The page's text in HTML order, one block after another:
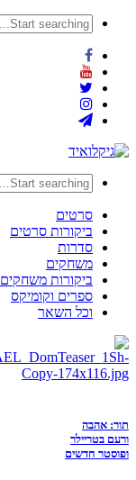
סרטים
ביקורות סרטים
סדרות
משחקים
ביקורות משחקים
ספרים וקומיקס
וכל השאר
תור: אהבה
ורעם בטריילר
ופוסטר חדשים